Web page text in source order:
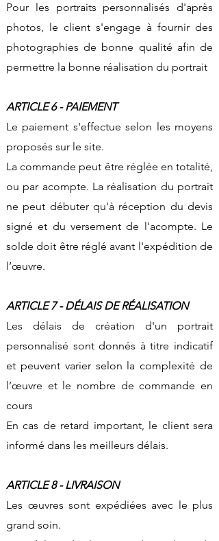
Pour les portraits personnalisés d'après
photos, le client s'engage à fournir des
photographies de bonne qualité afin de
permettre la bonne réalisation du portrait
ARTICLE 6 - PAIEMENT
Le paiement s'effectue selon les moyens
proposés sur le site.
La commande peut être réglée en totalité,
ou par acompte. La réalisation du portrait
ne peut débuter qu'à réception du devis
signé et du versement de l'acompte. Le
solde doit être réglé avant l'expédition de
l’œuvre.
ARTICLE 7 - DÉLAIS DE RÉALISATION
Les délais de création d'un portrait
personnalisé sont donnés à titre indicatif
et peuvent varier selon la complexité de
l’œuvre et le nombre de commande en
cours
En cas de retard important, le client sera
informé dans les meilleurs délais.
ARTICLE 8 - LIVRAISON
Les œuvres sont expédiées avec le plus
grand soin.